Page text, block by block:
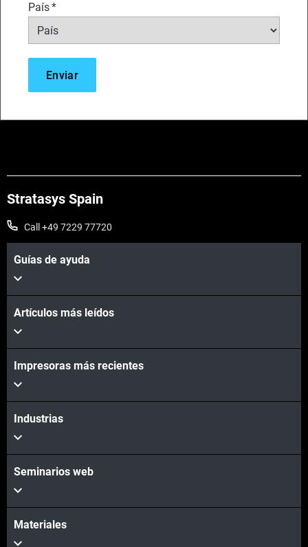
País*
Stratasys Spain
Call +49 7229 77720
Guías de ayuda
Artículos más leídos
Impresoras más recientes
Industrias
Seminarios web
Materiales